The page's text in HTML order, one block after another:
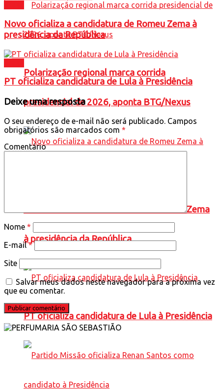
Polarização regional marca corrida
presidencial de 2026, aponta BTG/Nexus
Novo oficializa a candidatura de Romeu Zema
à presidência da República
PT oficializa candidatura de Lula à Presidência
Novo oficializa a candidatura de Romeu Zema à
presidência da República
PT oficializa candidatura de Lula à Presidência
Deixe uma resposta
O seu endereço de e-mail não será publicado. Campos
obrigatórios são marcados com *
Comentário
Nome *
E-mail*
Site
Salvar meus dados neste navegador para a próxima vez
que eu comentar.